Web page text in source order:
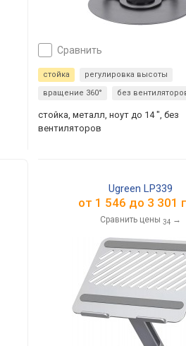
сравнить
стойка
регулировка высоты
вращение 360°
без
стойка, металл, ноут до 14 ", без
вентиляторов
Ugreen LP339
от 1 546 до 3 301
Сравнить цены 34 →